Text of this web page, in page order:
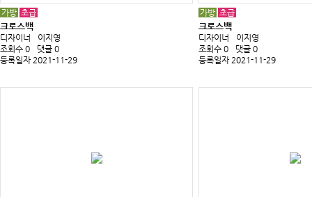
가방 초급
크로스백
디자이너
이지영
조회수 0
댓글 0
등록일자 2021-11-29
가방 초급
크로스백
디자이너
이지영
조회수 0
댓글 0
등록일자 2021-11-29